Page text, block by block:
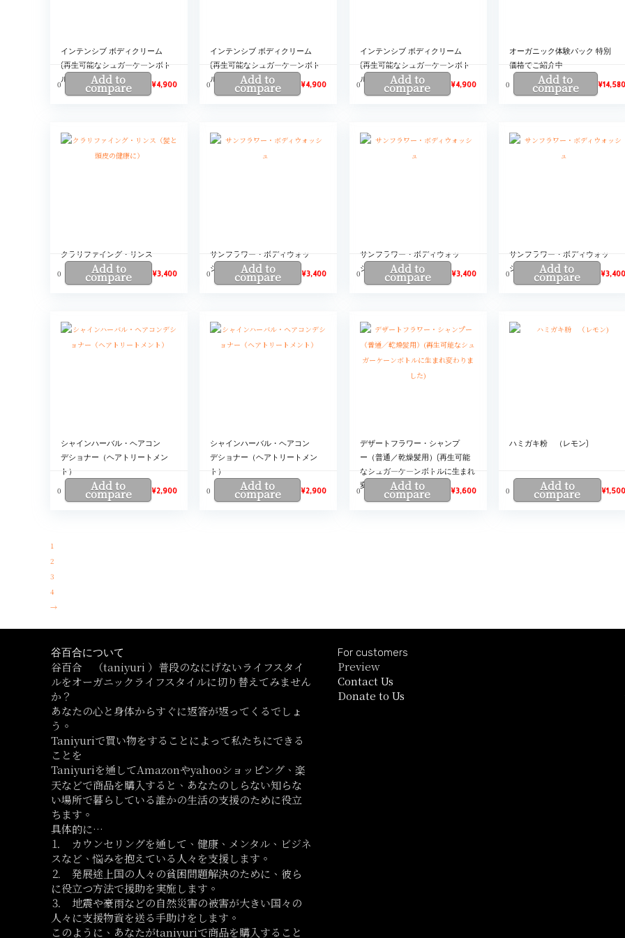
インテンシブ ボディクリーム
(再生可能なシュガーケーンボト
ルに生まれ変わりました)
0 Add to
compare ¥4,900
インテンシブ ボディクリーム
(再生可能なシュガーケーンボト
ルに生まれ変わりました)
0 Add to
compare ¥4,900
インテンシブ ボディクリーム
(再生可能なシュガーケーンボト
ルに生まれ変わりました)
0 Add to
compare ¥4,900
オーガニック体験パック 特別
価格でご紹介中
0 Add to
compare ¥14,580
クラリファイング・リンス
（髪と頭皮の健康に）
0 Add to
compare ¥3,400
サンフラワー・ボディウォッ
シュ
0 Add to
compare ¥3,400
サンフラワー・ボディウォッ
シュ
0 Add to
compare ¥3,400
サンフラワー・ボディウォッ
シュ
0 Add to
compare ¥3,400
シャインハーバル・ヘアコン
デショナー（ヘアトリートメン
ト）
0 Add to
compare ¥2,900
シャインハーバル・ヘアコン
デショナー（ヘアトリートメン
ト）
0 Add to
compare ¥2,900
デザートフラワー・シャンプ
ー（普通／乾燥髪用）(再生可能
なシュガーケーンボトルに生まれ
変わりました)
0 Add to
compare ¥3,600
ハミガキ粉 （レモン)
0 Add to
compare ¥1,500
1
2
3
4
→
谷百合について
谷百合 （taniyuri ）普段のなにげないライフスタイ
ルをオーガニックライフスタイルに切り替えてみません
か？
あなたの心と身体からすぐに返答が返ってくるでしょ
う。
Taniyuriで買い物をすることによって私たちにできる
ことを
Taniyuriを通してAmazonやyahooショッピング、楽
天などで商品を購入すると、あなたのしらない知らな
い場所で暮らしている誰かの生活の支援のために役立
ちます。
具体的に…
⒈ カウンセリングを通して、健康、メンタル、ビジネ
スなど、悩みを抱えている人々を支援します。
⒉ 発展途上国の人々の貧困問題解決のために、彼ら
に役立つ方法で援助を実施します。
⒊ 地震や豪雨などの自然災害の被害が大きい国々の
人々に支援物資を送る手助けをします。
このように、あなたがtaniyuriで商品を購入すること
For customers
Preview
Contact Us
Donate to Us